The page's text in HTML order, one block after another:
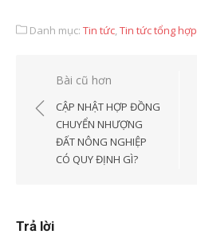
Danh mục: Tin tức,Tin tức tổng hợp
Điều
hướng
viết
Bài cũ hơn
CẬP NHẬT HỢP ĐỒNG
CHUYỂN NHƯỢNG
ĐẤT NÔNG NGHIỆP
CÓ QUY ĐỊNH GÌ?
Trả lời